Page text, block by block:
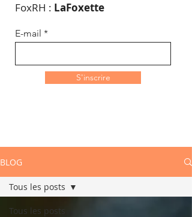
FoxRH : LaFoxette
E-mail
S'inscrire
BLOG
Tous les posts
Tous les posts